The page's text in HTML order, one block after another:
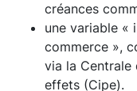
créances
une variable «
commerce »,
via la Centrale
effets (Cipe).